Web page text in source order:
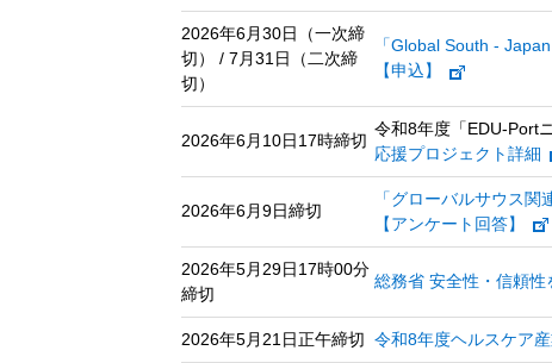
2026年6月30日（一次締
切） / 7月31日（二次締
切）
「Global South -
【申込】
2026年6月10日17時締切
令和8年度「EDU-Port
応援プロジェクト詳細
2026年6月9日締切
「グローバルサウス
【アンケート回答】
2026年5月29日17時00分
締切
総務省 安全性・信頼
2026年5月21日正午締切 令和8年度ヘルスケア